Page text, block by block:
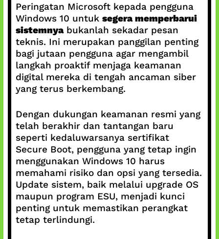
Peringatan Microsoft kepada pengguna
Windows 10 untuk segera memperbarui
sistemnyabukanlah sekadar pesan
teknis. Ini merupakan panggilan penting
bagi jutaan pengguna agar mengambil
langkah proaktif menjaga keamanan
digital mereka di tengah ancaman siber
yang terus berkembang.
Dengan dukungan keamanan resmi yang
telah berakhir dan tantangan baru
seperti kedaluwarsanya sertifikat
Secure Boot, pengguna yang tetap ingin
menggunakan Windows 10 harus
memahami risiko dan opsi yang tersedia.
Update sistem, baik melalui upgrade OS
maupun program ESU, menjadi kunci
penting untuk memastikan perangkat
tetap terlindungi.